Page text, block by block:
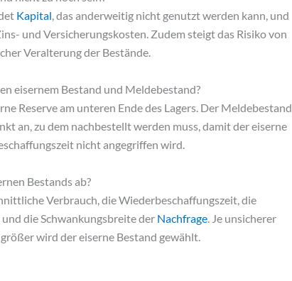
Kapital, das anderweitig nicht genutzt werden kann, und
und Versicherungskosten. Zudem steigt das Risiko von
Veralterung der Bestände.
eisernem Bestand und Meldebestand?
Reserve am unteren Ende des Lagers. Der Meldebestand
an, zu dem nachbestellt werden muss, damit der eiserne
nicht angegriffen wird.
Bestands ab?
Verbrauch, die Wiederbeschaffungszeit, die
die Schwankungsbreite der Nachfrage. Je unsicherer
wird der eiserne Bestand gewählt.